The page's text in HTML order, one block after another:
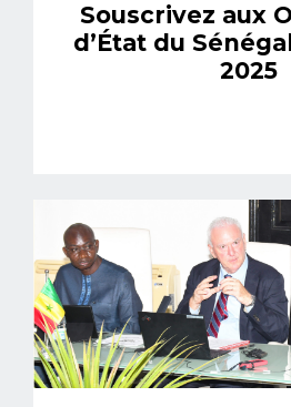
Souscrivez aux
d’État du
2025